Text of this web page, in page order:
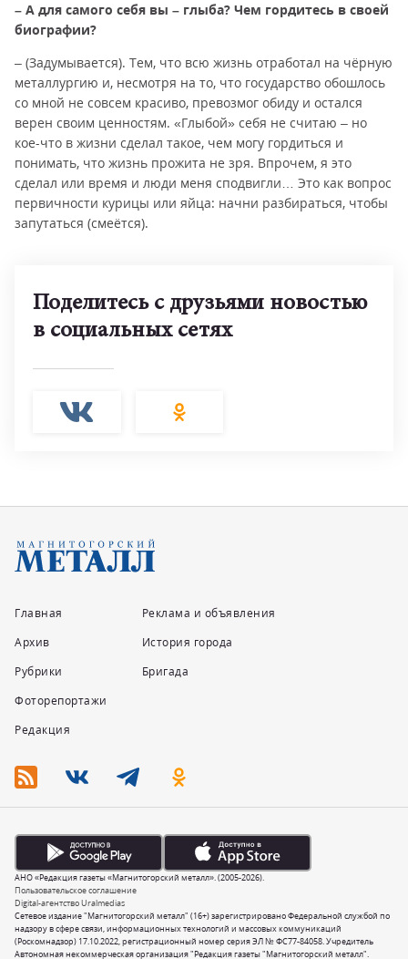
– А для самого себя вы – глыба? Чем гордитесь в своей
биографии?
– (Задумывается). Тем, что всю жизнь отработал на чёрную
металлургию и, несмотря на то, что государство обошлось
со мной не совсем красиво, превозмог обиду и остался
верен своим ценностям. «Глыбой» себя не считаю – но
кое-что в жизни сделал такое, чем могу гордиться и
понимать, что жизнь прожита не зря. Впрочем, я это
сделал или время и люди меня сподвигли… Это как вопрос
первичности курицы или яйца: начни разбираться, чтобы
запутаться (смеётся).
Поделитесь с друзьями новостью
в социальных сетях
Главная
Архив
Рубрики
Фоторепортажи
Редакция
Реклама и объявления
История города
Бригада
Сетевое издание "Магнитогорский металл" (16+) зарегистрировано Федеральной службой по
надзору в сфере связи, информационных технологий и массовых коммуникаций
(Роскомнадзор) 17.10.2022, регистрационный номер серия ЭЛ № ФС77-84058. Учредитель
Автономная некоммерческая организация "Редакция газеты "Магнитогорский металл".
Пользовательское соглашение
Digital-агентство Uralmedias
АНО «Редакция газеты «Магнитогорский металл». (2005-2026).